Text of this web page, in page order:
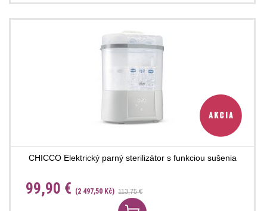
CHICCO Elektrický parný sterilizátor s funkciou sušenia
99,90 € (2 497,50 Kč) 113,75 €